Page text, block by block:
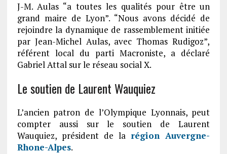
J-M. Aulas “a toutes les qualités pour être un
grand maire de Lyon”. “Nous avons décidé de
rejoindre la dynamique de rassemblement initiée
par Jean-Michel Aulas, avec Thomas Rudigoz”,
référent local du parti Macroniste, a déclaré
Gabriel Attal sur le réseau social X.
Le soutien de Laurent Wauquiez
L’ancien patron de l’Olympique Lyonnais, peut
compter aussi sur le soutien de Laurent
Wauquiez, président de la région Auvergne-
Rhone-Alpes.